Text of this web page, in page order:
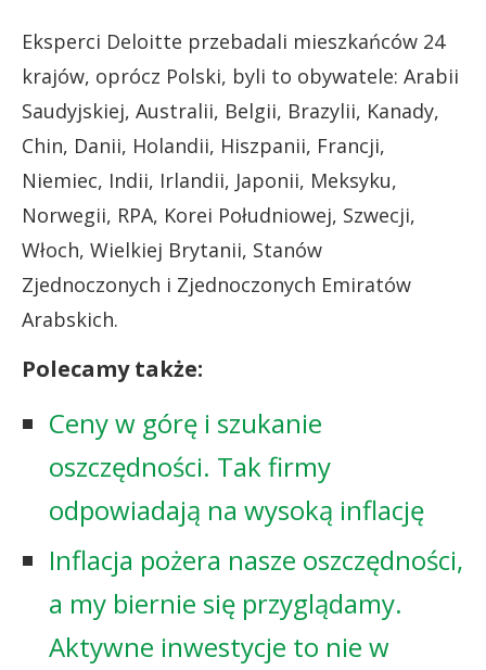
Eksperci Deloitte przebadali mieszkańców 24
krajów, oprócz Polski, byli to obywatele: Arabii
Saudyjskiej, Australii, Belgii, Brazylii, Kanady,
Chin, Danii, Holandii, Hiszpanii, Francji,
Niemiec, Indii, Irlandii, Japonii, Meksyku,
Norwegii, RPA, Korei Południowej, Szwecji,
Włoch, Wielkiej Brytanii, Stanów
Zjednoczonych i Zjednoczonych Emiratów
Arabskich.
Polecamy także:
Ceny w górę i szukanie
oszczędności. Tak firmy
odpowiadają na wysoką inflację
Inflacja pożera nasze oszczędności,
a my biernie się przyglądamy.
Aktywne inwestycje to nie w